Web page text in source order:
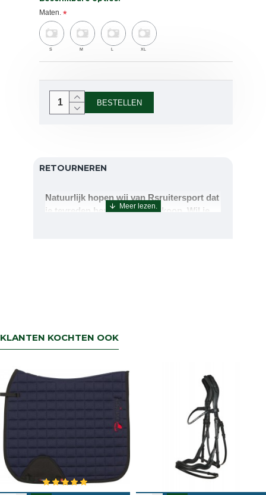
Maten.
S M L XL
BESTELLEN
RETOURNEREN
Natuurlijk hopen wij van Rsruitersport dat
je tevreden bent met uw aankoop. Wil je
KLANTEN KOCHTEN OOK